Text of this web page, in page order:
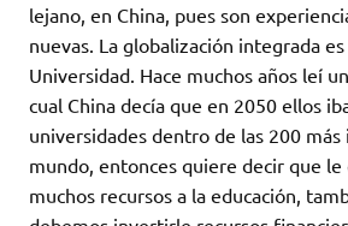
lejano, en China, pues son
nuevas. La globalización integrada
Universidad. Hace muchos años leí
cual China decía que en 2050 ellos
universidades dentro de las 200
mundo, entonces quiere decir que
muchos recursos a la educación,